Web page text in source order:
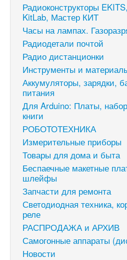
Радиоконструкторы
KitLab, Мастер КИТ
Часы на лампах.
Радиодетали почтой
Радио дистанционки
Инструменты и
Аккумуляторы, зарядки,
питания
Для Arduino: Платы,
книги
РОБОТОТЕХНИКА
Измерительные приборы
Товары для дома и быта
Беспаечные макетные
шлейфы
Запчасти для ремонта
Светодиодная техника,
реле
РАСПРОДАЖА и АРХИВ
Самогонные аппараты
Новости